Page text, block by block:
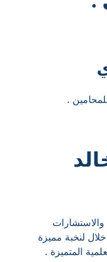
.
لنخبة مميزة
المتميزة .